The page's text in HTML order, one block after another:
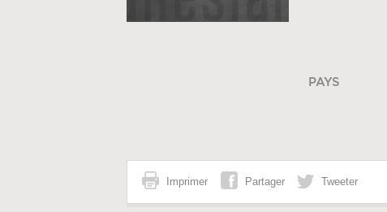
PAYS
Imprimer Partager Tweeter